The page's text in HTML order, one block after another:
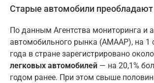
Старые автомобили преобладают
По данным Агентства мониторинга и
автомобильного рынка (АМААР), на 1
года в стране зарегистрировано около
легковых автомобилей — на 20,1%
годом ранее. При этом свыше